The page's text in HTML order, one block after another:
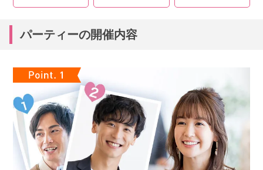
パーティーの開催内容